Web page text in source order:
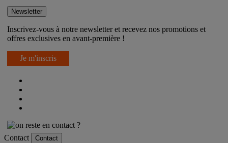
Newsletter
Inscrivez-vous à notre newsletter et recevez nos promotions et
offres exclusives en avant-première !
Je m'inscris
Contact Contact